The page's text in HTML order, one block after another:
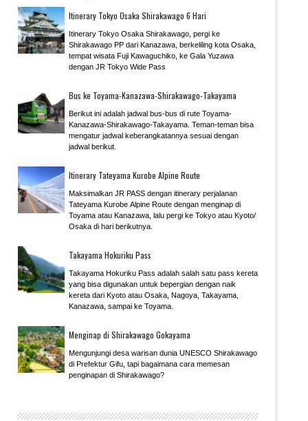
Itinerary Tokyo Osaka Shirakawago 6 Hari
Itinerary Tokyo Osaka Shirakawago, pergi ke
Shirakawago PP dari Kanazawa, berkeliling kota Osaka,
tempat wisata Fuji Kawaguchiko, ke Gala Yuzawa
dengan JR Tokyo Wide Pass
Bus ke Toyama-Kanazawa-Shirakawago-Takayama
Berikut ini adalah jadwal bus-bus di rute Toyama-
Kanazawa-Shirakawago-Takayama. Teman-teman bisa
mengatur jadwal keberangkatannya sesuai dengan
jadwal berikut.
Itinerary Tateyama Kurobe Alpine Route
Maksimalkan JR PASS dengan itinerary perjalanan
Tateyama Kurobe Alpine Route dengan menginap di
Toyama atau Kanazawa, lalu pergi ke Tokyo atau Kyoto/
Osaka di hari berikutnya.
Takayama Hokuriku Pass
Takayama Hokuriku Pass adalah salah satu pass kereta
yang bisa digunakan untuk bepergian dengan naik
kereta dari Kyoto atau Osaka, Nagoya, Takayama,
Kanazawa, sampai ke Toyama.
Menginap di Shirakawago Gokayama
Mengunjungi desa warisan dunia UNESCO Shirakawago
di Prefektur Gifu, tapi bagaimana cara memesan
penginapan di Shirakawago?